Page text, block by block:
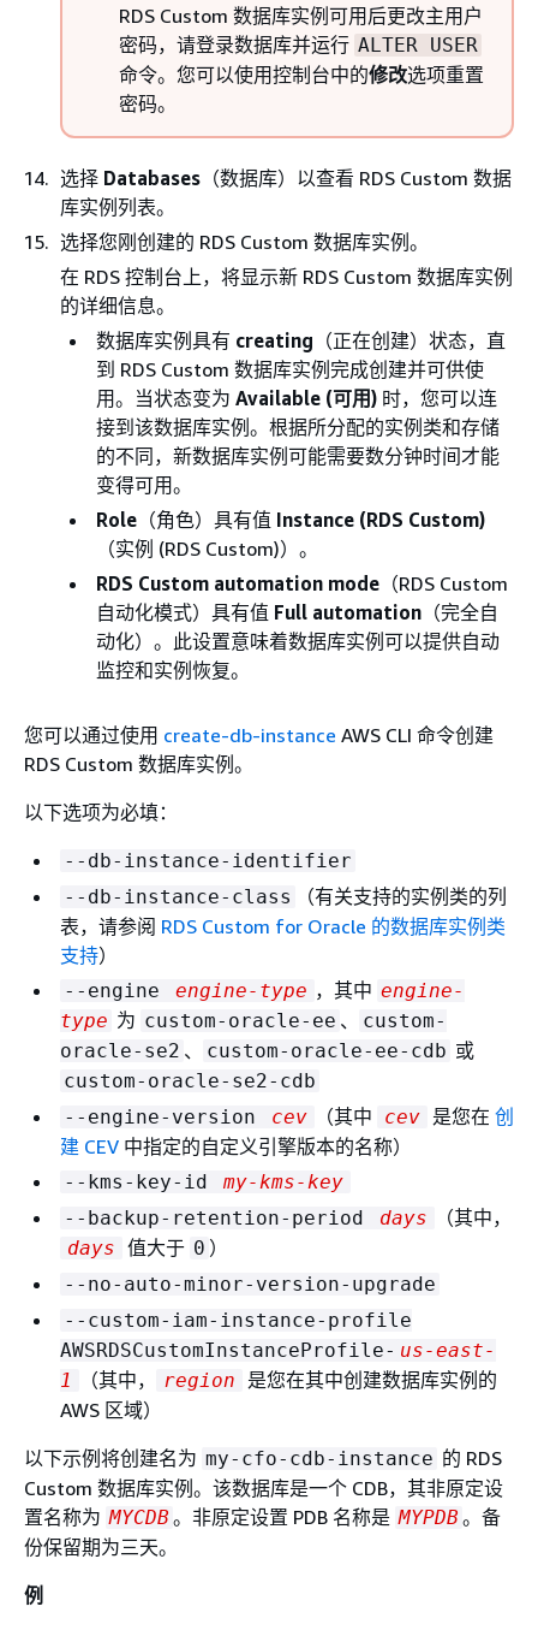
RDS Custom 数据库实例可用后更改主用户
密码，请登录数据库并运行 ALTER USER
命令。您可以使用控制台中的修改选项重置
密码。
选择 Databases （数据库）以查看 RDS Custom 数据
库实例列表。
选择您刚创建的 RDS Custom 数据库实例。
在 RDS 控制台上，将显示新 RDS Custom 数据库实例
的详细信息。
数据库实例具有 creating （正在创建）状态，直
到 RDS Custom 数据库实例完成创建并可供使
用。当状态变为 Available (可用) 时，您可以连
接到该数据库实例。根据所分配的实例类和存储
的不同，新数据库实例可能需要数分钟时间才能
变得可用。
Role （角色）具有值 Instance (RDS Custom)
（实例 (RDS Custom)）。
RDS Custom automation mode （RDS Custom
自动化模式）具有值 Full automation （完全自
动化）。此设置意味着数据库实例可以提供自动
监控和实例恢复。
您可以通过使用 create-db-instance AWS CLI 命令创建
RDS Custom 数据库实例。
以下选项为必填：
--db-instance-identifier
--db-instance-class
（有关支持的实例类的列
表，请参阅 RDS Custom for Oracle 的数据库实例类
支持）
--engine engine-type ，其中 engine-
type 为 custom-oracle-ee 、
custom-
oracle-se2 、 custom-oracle-ee-cdb 或
custom-oracle-se2-cdb
--engine-version
cev （其中 cev 是您在 创
建 CEV 中指定的自定义引擎版本的名称）
--kms-key-id
my-kms-key
--backup-retention-period
days （其中，
days 值大于 0 ）
--no-auto-minor-version-upgrade
--custom-iam-instance-profile
AWSRDSCustomInstanceProfile- us-east-
1
（其中， region
是您在其中创建数据库实例的
AWS 区域）
以下示例将创建名为 my-cfo-cdb-instance 的 RDS
Custom 数据库实例。该数据库是一个 CDB，其非原定设
置名称为 MYCDB 。非原定设置 PDB 名称是 MYPDB 。备
份保留期为三天。
例